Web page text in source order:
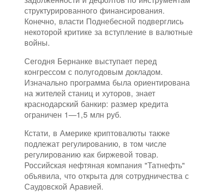
структурированного финансирования.
Конечно, власти Поднебесной подверглись
некоторой критике за вступление в валютные
войны.
Сегодня Бернанке выступает перед
конгрессом с полугодовым докладом.
Изначально программа была ориентирована
на жителей станиц и хуторов, знает
краснодарский банкир: размер кредита
ограничен 1—1,5 млн руб.
Кстати, в Америке криптовалюты также
подлежат регулированию, в том числе
регулированию как биржевой товар.
Российская нефтяная компания "Татнефть"
объявила, что открыта для сотрудничества с
Саудовской Аравией.